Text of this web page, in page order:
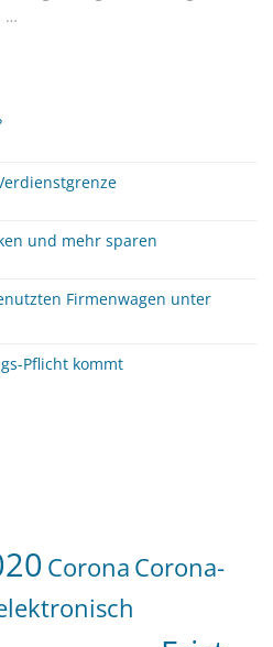
…
und mehr sparen
Firmenwagen unter
Pflicht kommt
Corona Corona-